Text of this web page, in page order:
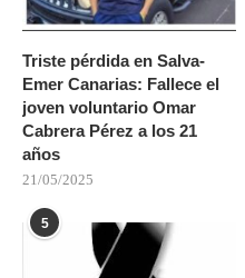
Triste pérdida en Salva-
Emer Canarias: Fallece el
joven voluntario Omar
Cabrera Pérez a los 21
años
21/05/2025
5